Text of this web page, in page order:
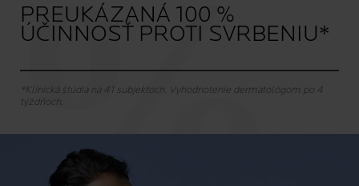
PREUKÁZANÁ 100 %
ÚČINNOSŤ PROTI SVRBENIU*
*Klinická štúdia na 41 subjektoch. Vyhodnotenie dermatológom po 4
týždňoch.